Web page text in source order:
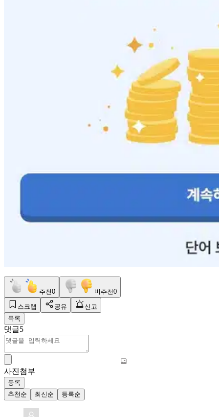
추천0 비추천0
스크랩 공유
신고
목록
댓글5
사진첨부
등록
추천순
최신순 등록순